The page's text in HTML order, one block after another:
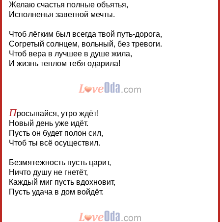
Желаю счастья полные объятья,
Исполненья заветной мечты.
Чтоб лёгким был всегда твой путь-дорога,
Согретый солнцем, вольный, без тревоги.
Чтоб вера в лучшее в душе жила,
И жизнь теплом тебя одарила!
Просыпайся, утро ждёт!
Новый день уже идёт.
Пусть он будет полон сил,
Чтоб ты всё осуществил.
Безмятежность пусть царит,
Ничто душу не гнетёт,
Каждый миг пусть вдохновит,
Пусть удача в дом войдёт.